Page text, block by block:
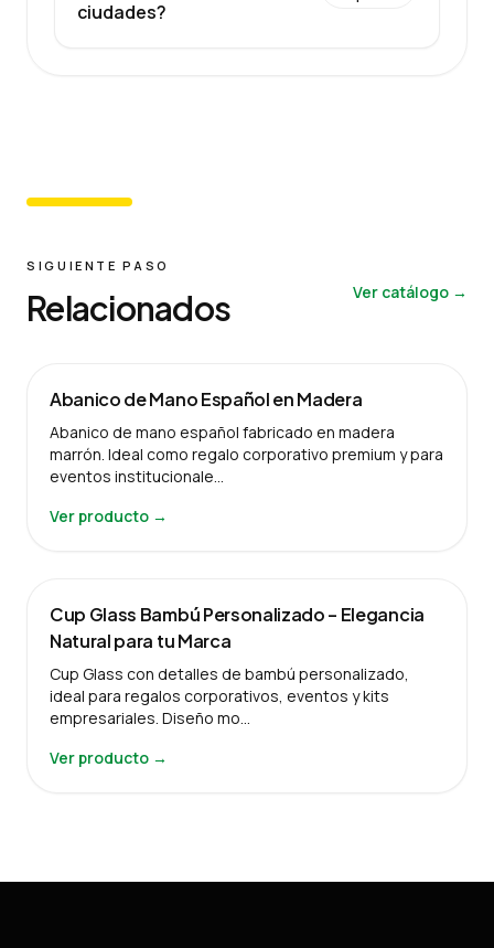
ciudades?
SIGUIENTE PASO
Relacionados Ver catálogo →
Abanico de Mano Español en Madera
Abanico de mano español fabricado en madera
marrón. Ideal como regalo corporativo premium y para
eventos institucionale…
Ver producto →
Cup Glass Bambú Personalizado – Elegancia
Natural para tu Marca
Cup Glass con detalles de bambú personalizado,
ideal para regalos corporativos, eventos y kits
empresariales. Diseño mo…
Ver producto →